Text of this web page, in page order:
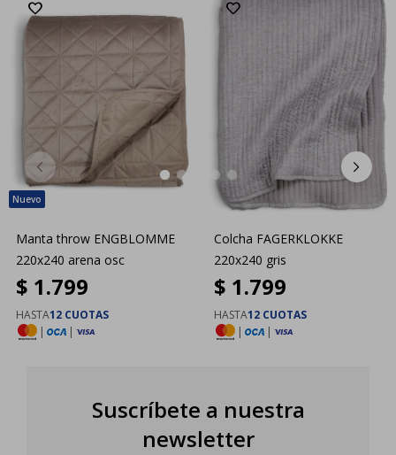
Manta throw ENGBLOMME
220x240 arena osc
$ 1.799
HASTA12 CUOTAS
|
|
Colcha FAGERKLOKKE
220x240 gris
$ 1.799
HASTA12 CUOTAS
|
|
Suscríbete a nuestra
newsletter